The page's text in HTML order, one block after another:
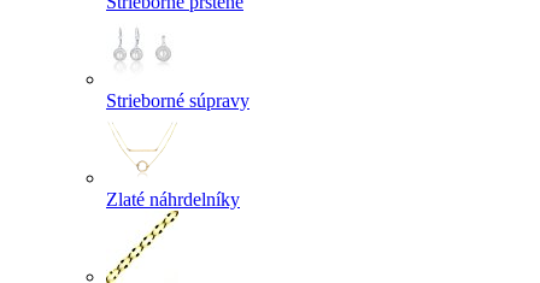
Strieborné súpravy
Zlaté náhrdelníky